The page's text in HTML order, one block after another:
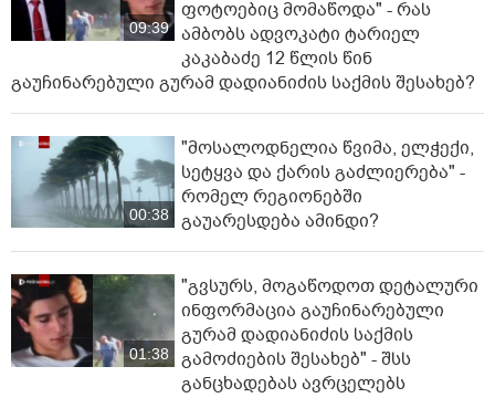
09:39
ფოტოებიც მომაწოდა" - რას
ამბობს ადვოკატი ტარიელ
კაკაბაძე 12 წლის წინ
გაუჩინარებული გურამ დადიანიძის საქმის შესახებ?
00:38
"მოსალოდნელია წვიმა, ელ­ჭე­ქი,
სე­ტყვა და ქა­რის გაძ­ლი­ე­რე­ბა" -
რომელ რეგიონებში
გაუარესდება ამინდი?
01:38
"გვსურს, მოგაწოდოთ დეტალური
ინფორმაცია გაუჩინარებული
გურამ დადიანიძის საქმის
გამოძიების შესახებ" - შსს
განცხადებას ავრცელებს